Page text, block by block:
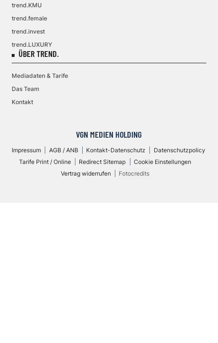
trend.KMU
trend.female
trend.invest
trend.LUXURY
ÜBER TREND.
Mediadaten & Tarife
Das Team
Kontakt
VGN MEDIEN HOLDING
Impressum AGB / ANB Kontakt-Datenschutz
Datenschutzpolicy
Tarife Print / Online
Redirect Sitemap
Cookie Einstellungen
Vertrag widerrufen
Fotocredits